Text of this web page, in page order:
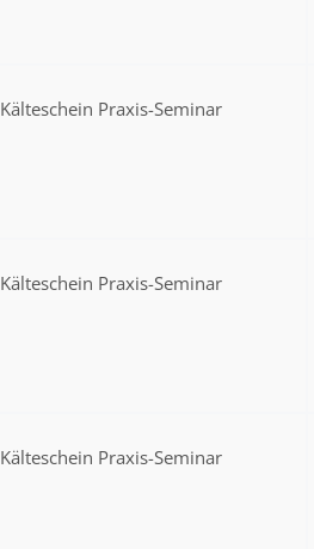
Kälteschein Praxis-Seminar
Kälteschein Praxis-Seminar
Kälteschein Praxis-Seminar